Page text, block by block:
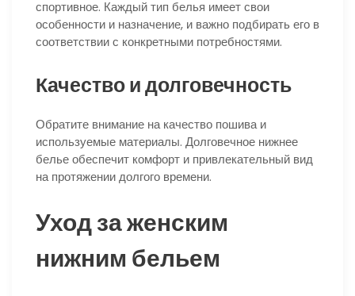
спортивное. Каждый тип белья имеет свои
особенности и назначение, и важно подбирать его в
соответствии с конкретными потребностями.
Качество и долговечность
Обратите внимание на качество пошива и
используемые материалы. Долговечное нижнее
белье обеспечит комфорт и привлекательный вид
на протяжении долгого времени.
Уход за женским
нижним бельем